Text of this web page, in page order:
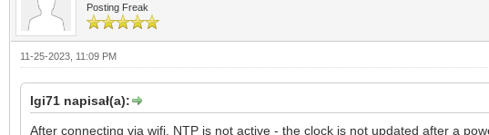
Posting Freak
11-25-2023, 11:09 PM
Igi71 napisał(a):
After connecting via wifi, NTP is not active - the clock is not updated after a